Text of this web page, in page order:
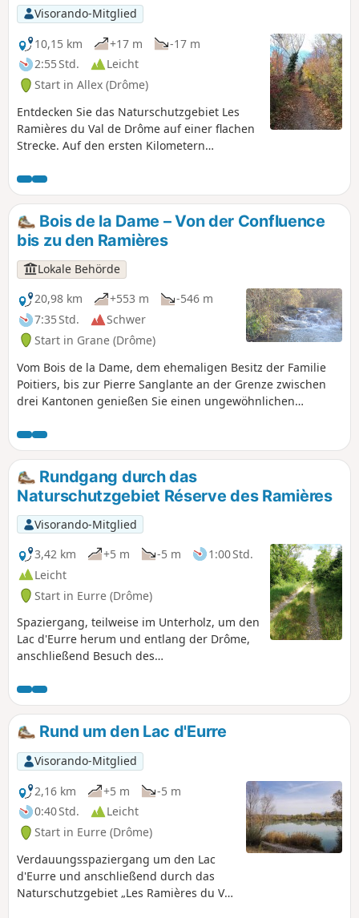
Visorando-Mitglied
10,15 km
+17 m
-17 m
2:55 Std.
Leicht
Start in Allex (Drôme)
Entdecken Sie das Naturschutzgebiet Les
Ramières du Val de Drôme auf einer flachen
Strecke. Auf den ersten Kilometern
den Spaziergang.
Bois de la Dame – Von der Confluence
bis zu den Ramières
Lokale Behörde
20,98 km
+553 m
-546 m
7:35 Std.
Schwer
Start in Grane (Drôme)
Vom Bois de la Dame, dem ehemaligen Besitz der Familie
Poitiers, bis zur Pierre Sanglante an der Grenze zwischen
drei Kantonen genießen Sie einen ungewöhnlichen
Rundgang durch das
Naturschutzgebiet Réserve des Ramières
Visorando-Mitglied
3,42 km
+5 m -5 m
1:00 Std.
Leicht
Start in Eurre (Drôme)
Spaziergang, teilweise im Unterholz, um den
Lac d'Eurre herum und entlang der Drôme,
anschließend Besuch des
Naturschutzgebiets.
Rund um den Lac d'Eurre
Visorando-Mitglied
2,16 km
+5 m
-5 m
0:40 Std.
Leicht
Start in Eurre (Drôme)
Verdauungsspaziergang um den Lac
d'Eurre und anschließend durch das
Naturschutzgebiet „Les Ramières du Val